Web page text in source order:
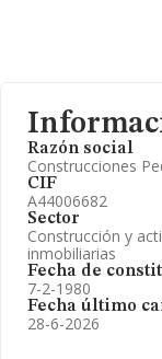
Razón social
Construcciones
CIF
A44006682
Sector
Construcción y
inmobiliarias
Fecha de
7-2-1980
Fecha último
28-6-2026